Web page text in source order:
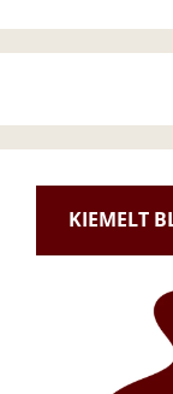
KIEMELT